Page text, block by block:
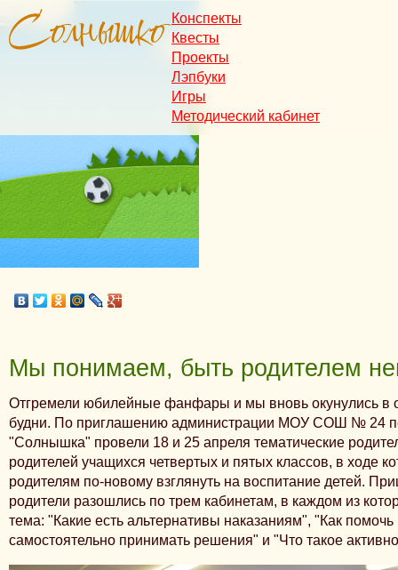
Конспекты
Квесты
Проекты
Лэпбуки
Игры
Методический кабинет
Мы понимаем, быть родителем
Отгремели юбилейные фанфары и мы вновь окунулись в
будни. По приглашению администрации МОУ СОШ № 24
"Солнышка" провели 18 и 25 апреля тематические
родителей учащихся четвертых и пятых классов, в ходе
родителям по-новому взглянуть на воспитание детей.
родители разошлись по трем кабинетам, в каждом из
тема: "Какие есть альтернативы наказаниям", "Как помочь
самостоятельно принимать решения" и "Что такое